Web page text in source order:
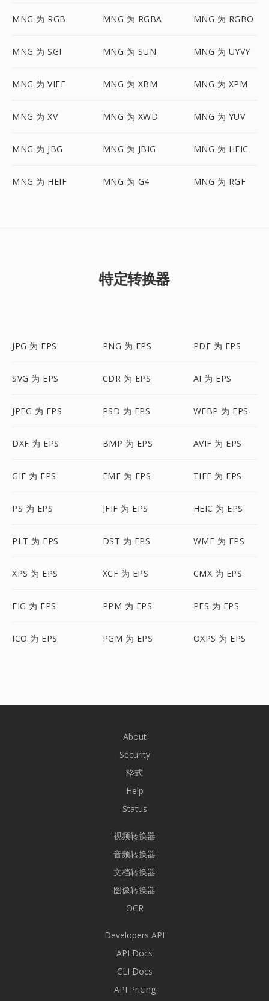
MNG 为 RGB MNG 为 RGBA MNG 为 RGBO
MNG 为 SGI MNG 为 SUN MNG 为 UYVY
MNG 为 VIFF MNG 为 XBM MNG 为 XPM
MNG 为 XV MNG 为 XWD MNG 为 YUV
MNG 为 JBG MNG 为 JBIG MNG 为 HEIC
MNG 为 HEIF MNG 为 G4 MNG 为 RGF
特定转换器
JPG 为 EPS PNG 为 EPS PDF 为 EPS
SVG 为 EPS CDR 为 EPS AI 为 EPS
JPEG 为 EPS PSD 为 EPS WEBP 为 EPS
DXF 为 EPS BMP 为 EPS AVIF 为 EPS
GIF 为 EPS EMF 为 EPS TIFF 为 EPS
PS 为 EPS JFIF 为 EPS HEIC 为 EPS
PLT 为 EPS DST 为 EPS WMF 为 EPS
XPS 为 EPS XCF 为 EPS CMX 为 EPS
FIG 为 EPS PPM 为 EPS PES 为 EPS
ICO 为 EPS PGM 为 EPS OXPS 为 EPS
About
Security
格式
Help
Status
视频转换器
音频转换器
文档转换器
图像转换器
OCR
Developers API
API Docs
CLI Docs
API Pricing